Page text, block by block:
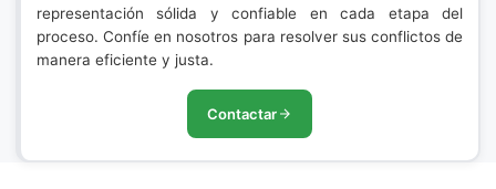
representación sólida y confiable en cada etapa del
proceso. Confíe en nosotros para resolver sus conflictos de
manera eficiente y justa.
Contactar